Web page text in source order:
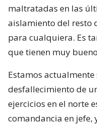
maltratadas en las
aislamiento del resto
para cualquiera. Es
que tienen muy
Estamos
desfallecimiento de
ejercicios en el norte
comandancia en jefe,